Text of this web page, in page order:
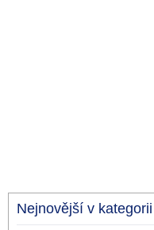
Nejnovější v kategorii